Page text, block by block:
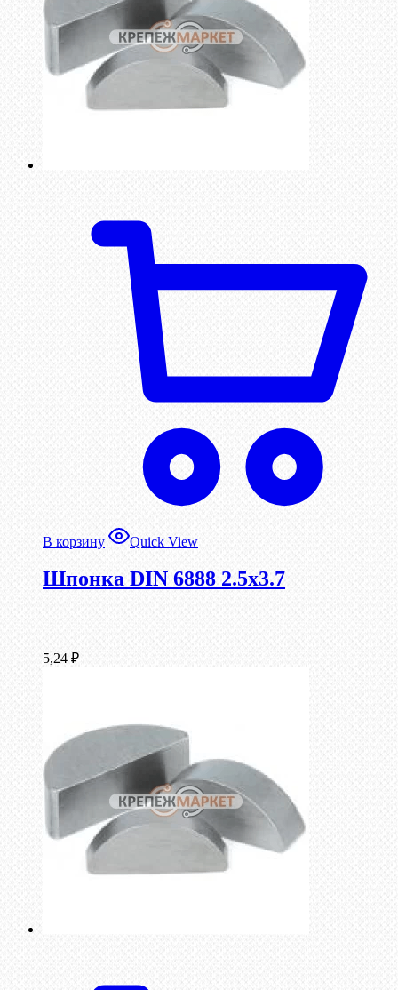
В корзину Quick View
Шпонка DIN 6888 2.5х3.7
5,24 ₽